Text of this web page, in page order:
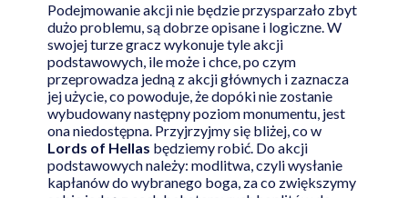
Podejmowanie akcji nie będzie przysparzało zbyt
dużo problemu, są dobrze opisane i logiczne. W
swojej turze gracz wykonuje tyle akcji
podstawowych, ile może i chce, po czym
przeprowadza jedną z akcji głównych i zaznacza
jej użycie, co powoduje, że dopóki nie zostanie
wybudowany następny poziom monumentu, jest
ona niedostępna. Przyjrzyjmy się bliżej, co w
Lords of Hellas będziemy robić. Do akcji
podstawowych należy: modlitwa, czyli wysłanie
kapłanów do wybranego boga, za co zwiększymy